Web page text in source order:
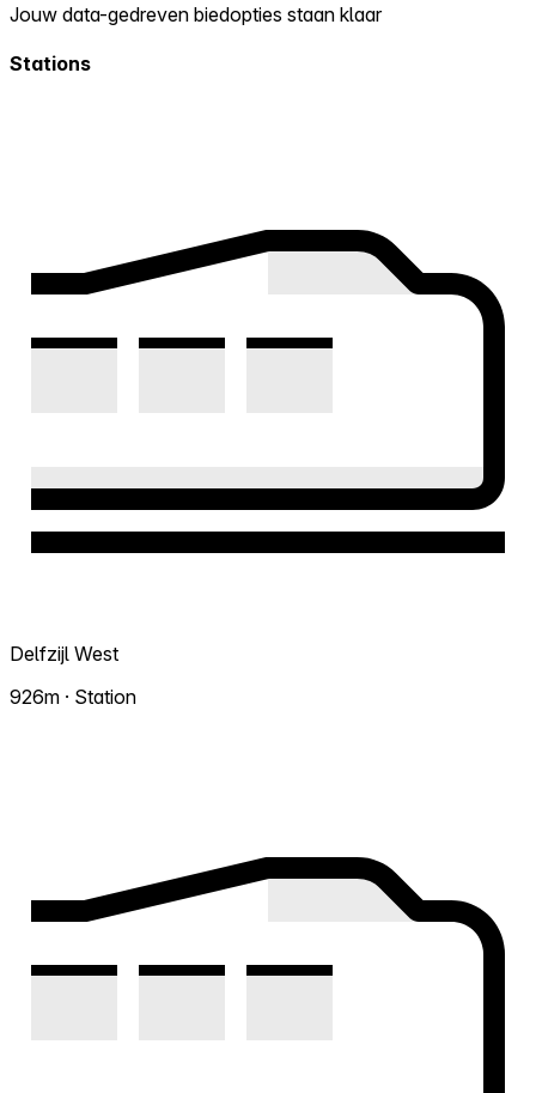
Jouw data-gedreven biedopties staan klaar
Stations
Delfzijl West
926m · Station